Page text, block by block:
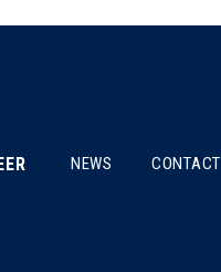
NEWS CONTACT